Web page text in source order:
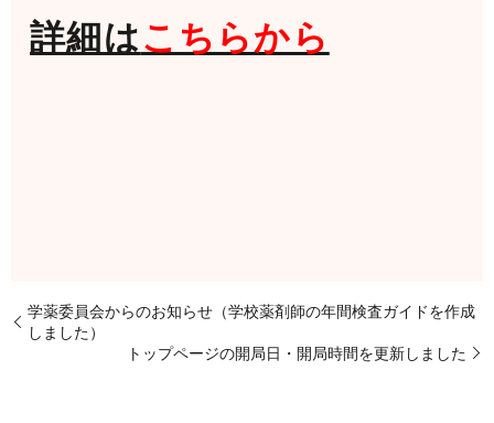
詳細はこちらから
学薬委員会からのお知らせ（学校薬剤師の年間検査ガイドを作成
しました）
トップページの開局日・開局時間を更新しました